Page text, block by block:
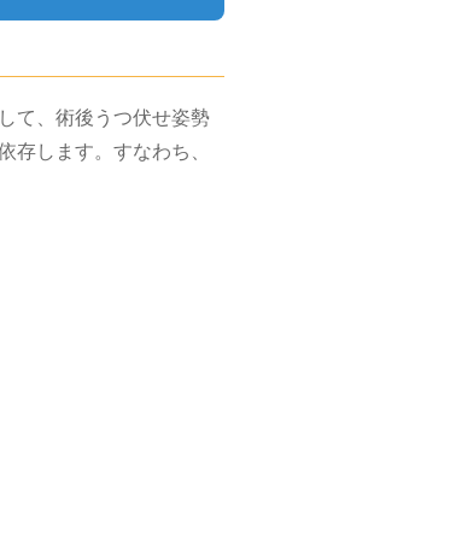
て、術後うつ伏せ姿勢
存します。すなわち、